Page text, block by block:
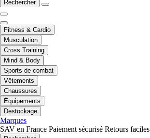
Rechercher
Fitness & Cardio
Musculation
Cross Training
Mind & Body
Sports de combat
Vêtements
Chaussures
Équipements
Destockage
Marques
SAV en France Paiement sécurisé Retours faciles